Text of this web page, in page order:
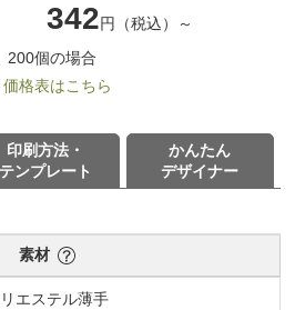
342円（税込）～
200個の場合
価格表はこちら
印刷方法・
テンプレート
かんたん
デザイナー
素材
エステル薄手